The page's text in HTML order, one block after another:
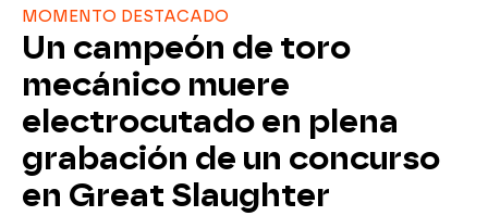
MOMENTO DESTACADO
Un campeón de toro
mecánico muere
electrocutado en plena
grabación de un concurso
en Great Slaughter